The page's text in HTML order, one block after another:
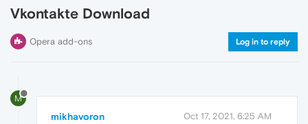
Vkontakte Download
Opera add-ons Log in to reply
M
mikhavoron Oct 17, 2021, 6:25 AM